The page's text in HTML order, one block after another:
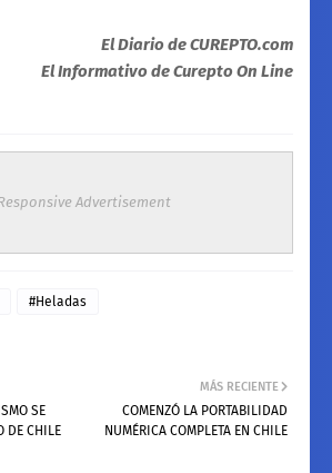
El Diario de CUREPTO.com
El Informativo de Curepto On Line
Advertisement
#Heladas
MÁS RECIENTE
COMENZÓ LA PORTABILIDAD
NUMÉRICA COMPLETA EN CHILE
SE
DE CHILE